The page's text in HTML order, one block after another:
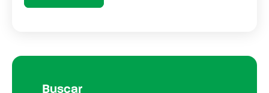
consultorías en su zona de trabajo. Accede a
Buscar